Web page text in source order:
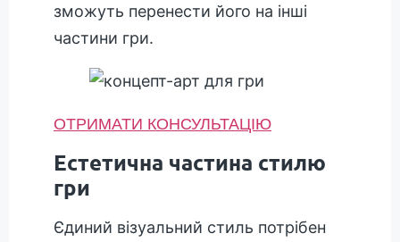
зможуть перенести його на інші
частини гри.
ОТРИМАТИ КОНСУЛЬТАЦІЮ
Естетична частина стилю
гри
Єдиний візуальний стиль потрібен